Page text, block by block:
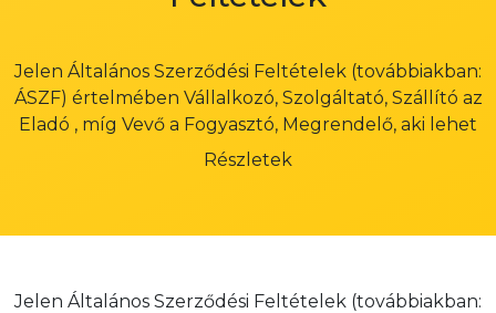
Jelen Általános Szerződési Feltételek (továbbiakban:
ÁSZF) értelmében Vállalkozó, Szolgáltató, Szállító az
Eladó , míg Vevő a Fogyasztó, Megrendelő, aki lehet
Részletek
Jelen Általános Szerződési Feltételek (továbbiakban: